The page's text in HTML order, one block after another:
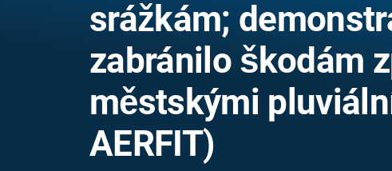
srážkám;
zabránilo škodám
městskými
AERFIT)